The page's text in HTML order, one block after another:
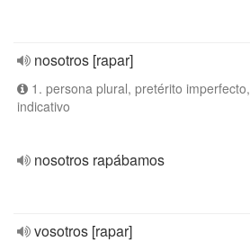
nosotros [rapar]
1. persona plural, pretérito imperfecto,
indicativo
nosotros rapábamos
vosotros [rapar]